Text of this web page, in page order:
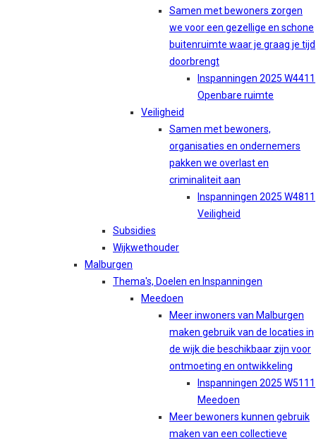
Samen met bewoners zorgen
we voor een gezellige en schone
buitenruimte waar je graag je tijd
doorbrengt
Inspanningen 2025 W4411
Openbare ruimte
Veiligheid
Samen met bewoners,
organisaties en ondernemers
pakken we overlast en
criminaliteit aan
Inspanningen 2025 W4811
Veiligheid
Subsidies
Wijkwethouder
Malburgen
Thema's, Doelen en Inspanningen
Meedoen
Meer inwoners van Malburgen
maken gebruik van de locaties in
de wijk die beschikbaar zijn voor
ontmoeting en ontwikkeling
Inspanningen 2025 W5111
Meedoen
Meer bewoners kunnen gebruik
maken van een collectieve